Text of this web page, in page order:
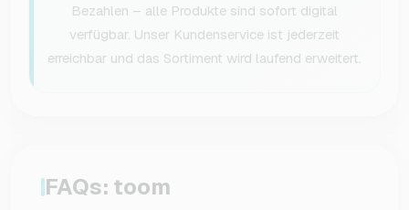
Bezahlen – alle Produkte sind sofort digital
verfügbar. Unser Kundenservice ist jederzeit
erreichbar und das Sortiment wird laufend erweitert.
FAQs: toom